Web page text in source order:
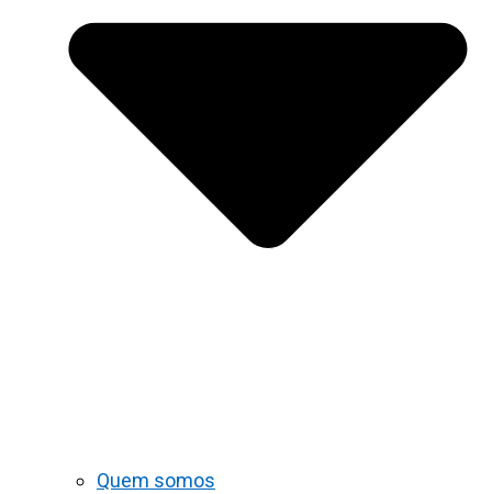
Quem somos